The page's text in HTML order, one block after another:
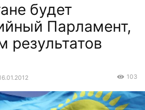
будет
Парламент,
результатов
103